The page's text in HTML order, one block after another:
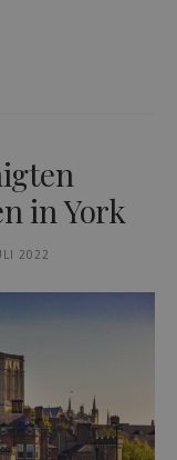
in York
2022